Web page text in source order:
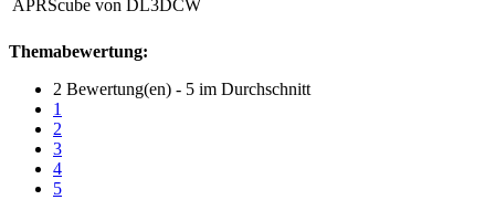
APRScube von DL3DCW
Themabewertung:
2 Bewertung(en) - 5 im Durchschnitt
1
2
3
4
5